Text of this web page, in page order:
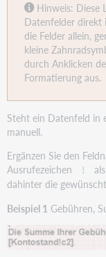
Hinweis: Diese
Datenfelder direkt
die Felder allein,
kleine
durch Anklicken
Formatierung aus.
Steht ein Datenfeld in
manuell.
Ergänzen Sie den
Ausrufezeichen
!
dahinter die
Beispiel 1 Gebühren,